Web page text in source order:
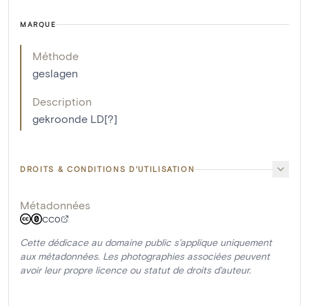
MARQUE
Méthode
geslagen
Description
gekroonde LD[?]
DROITS & CONDITIONS D'UTILISATION
Métadonnées
CC0
Cette dédicace au domaine public s'applique uniquement
aux métadonnées. Les photographies associées peuvent
avoir leur propre licence ou statut de droits d'auteur.